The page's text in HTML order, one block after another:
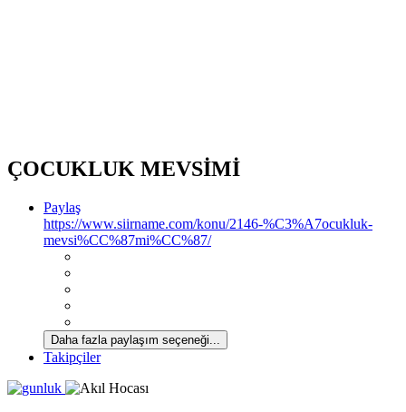
ÇOCUKLUK MEVSİMİ
Paylaş
https://www.siirname.com/konu/2146-%C3%A7ocukluk-
mevsi%CC%87mi%CC%87/
Daha fazla paylaşım seçeneği...
Takipçiler